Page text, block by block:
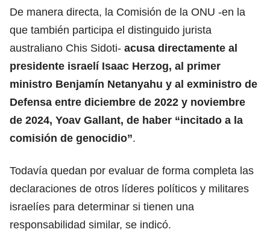
De manera directa, la Comisión de la ONU -en la
que también participa el distinguido jurista
australiano Chis Sidoti- acusa directamente al
presidente israelí Isaac Herzog, al primer
ministro Benjamín Netanyahu y al exministro de
Defensa entre diciembre de 2022 y noviembre
de 2024, Yoav Gallant, de haber “incitado a la
comisión de genocidio”.
Todavía quedan por evaluar de forma completa las
declaraciones de otros líderes políticos y militares
israelíes para determinar si tienen una
responsabilidad similar, se indicó.